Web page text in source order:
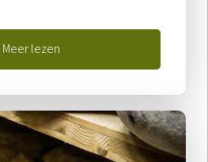
Meer lezen